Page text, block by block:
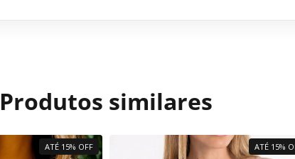
Produtos similares
ATÉ 15% OFF ATÉ 15%